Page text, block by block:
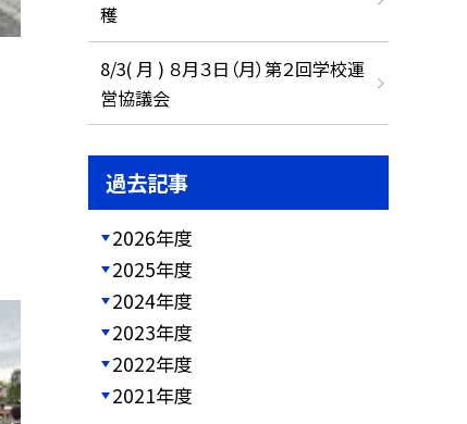
穫
8/3( 月 ) ８月３日（月）第２回学校運
営協議会
過去記事
2026年度
2025年度
2024年度
2023年度
2022年度
2021年度